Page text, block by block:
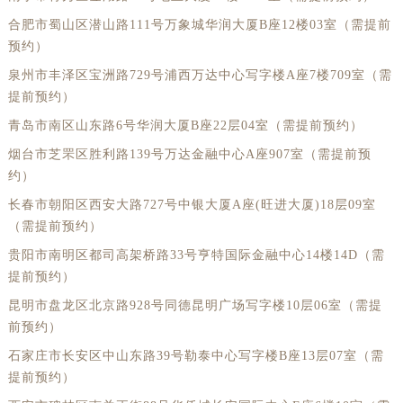
合肥市蜀山区潜山路111号万象城华润大厦B座12楼03室（需提前
预约）
泉州市丰泽区宝洲路729号浦西万达中心写字楼A座7楼709室（需
提前预约）
青岛市南区山东路6号华润大厦B座22层04室（需提前预约）
烟台市芝罘区胜利路139号万达金融中心A座907室（需提前预
约）
长春市朝阳区西安大路727号中银大厦A座(旺进大厦)18层09室
（需提前预约）
贵阳市南明区都司高架桥路33号亨特国际金融中心14楼14D（需
提前预约）
昆明市盘龙区北京路928号同德昆明广场写字楼10层06室（需提
前预约）
石家庄市长安区中山东路39号勒泰中心写字楼B座13层07室（需
提前预约）